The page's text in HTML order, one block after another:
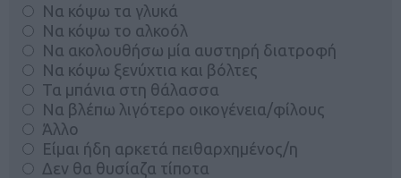
Να κόψω τα γλυκά
Να κόψω το αλκοόλ
Να ακολουθήσω μία αυστηρή διατροφή
Να κόψω ξενύχτια και βόλτες
Τα μπάνια στη θάλασσα
Να βλέπω λιγότερο οικογένεια/φίλους
Άλλο
Είμαι ήδη αρκετά πειθαρχημένος/η
Δεν θα θυσίαζα τίποτα